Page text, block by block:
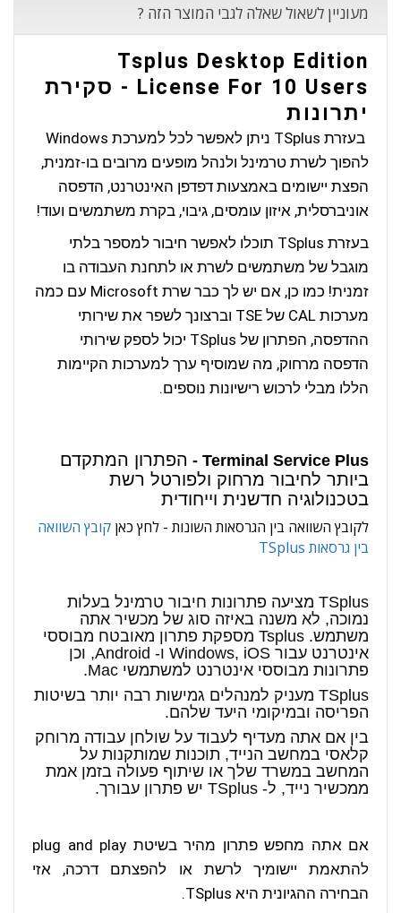
מעוניין לשאול שאלה לגבי המוצר הזה ?
Tsplus Desktop Edition
License For 10 Users - סקירת
יתרונות
בעזרת TSplus ניתן לאפשר לכל למערכת Windows
להפוך לשרת טרמינל ולנהל מופעים מרובים בו-זמנית,
הפצת יישומים באמצעות דפדפן האינטרנט, הדפסה
אוניברסלית, איזון עומסים, גיבוי, בקרת משתמשים ועוד!
בעזרת TSplus תוכלו לאפשר חיבור למספר בלתי
מוגבל של משתמשים לשרת או לתחנת העבודה בו
זמנית! כמו כן, אם יש לך כבר שרת Microsoft עם כמה
מערכות CAL של TSE וברצונך לשפר את שירותי
ההדפסה, הפתרון של TSplus יכול לספק שירותי
הדפסה מרחוק, מה שמוסיף ערך למערכות הקיימות
הללו מבלי לרכוש רישיונות נוספים.
Terminal Service Plus -
הפתרון המתקדם
ביותר לחיבור מרחוק ולפורטל רשת
בטכנולוגיה חדשנית וייחודית
לקובץ השוואה בין הגרסאות השונות - לחץ כאן קובץ השוואה
בין גרסאות TSplus
TSplus מציעה פתרונות חיבור טרמינל בעלות
נמוכה, לא משנה באיזה סוג של מכשיר אתה
משתמש. Tsplus מספקת פתרון מאובטח מבוססי
אינטרנט עבור Windows, iOS ו- Android, וכן
פתרונות מבוססי אינטרנט למשתמשי Mac.
TSplus מעניק למנהלים גמישות רבה יותר בשיטות
הפריסה ובמיקומי היעד שלהם.
בין אם אתה מעדיף לעבוד על שולחן עבודה מרוחק
קלאסי במחשב הנייד, תוכנות שמותקנות על
המחשב במשרד שלך או שיתוף פעולה בזמן אמת
ממכשיר נייד, ל- TSplus יש פתרון עבורך.
אם אתה מחפש פתרון מהיר בשיטת plug and play
להתאמת יישומיך לרשת או להפצתם דרכה, אזי
הבחירה ההגיונית היא TSplus.